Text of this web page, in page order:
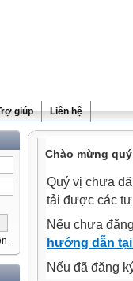
giúp Liên hệ
Chào mừng
Quý vị chưa
tải được các
Nếu chưa
hướng dẫn
Nếu đã đăng